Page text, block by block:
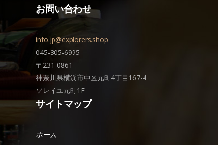
お問い合わせ
info.jp@explorers.shop
045-305-6995
〒231-0861
神奈川県横浜市中区元町4丁目167-4
ソレイユ元町1F
サイトマップ
ホーム